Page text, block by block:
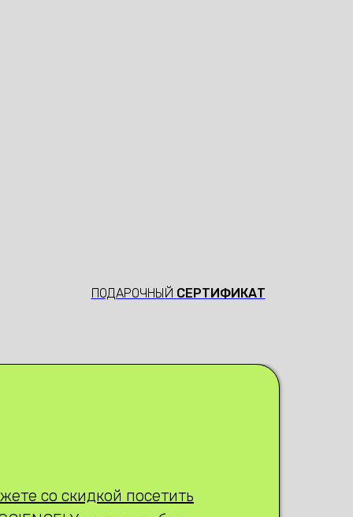
ПОДАРОЧНЫЙ СЕРТИФИКАТ
со скидкой посетить